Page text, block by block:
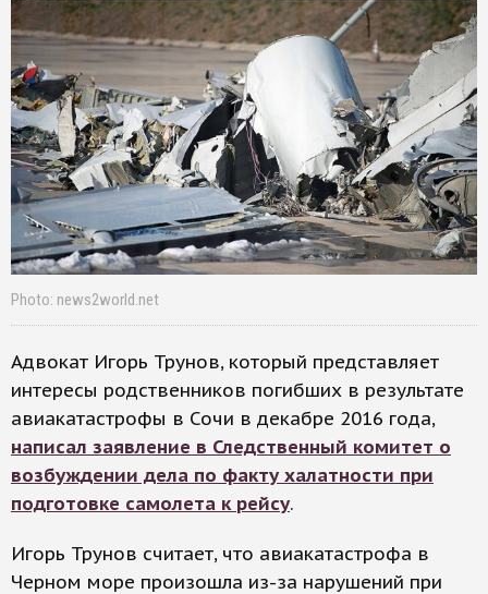
Photo: news2world.net
Адвокат Игорь Трунов, который представляет
интересы родственников погибших в результате
авиакатастрофы в Сочи в декабре 2016 года,
написал заявление в Следственный комитет о
возбуждении дела по факту халатности при
подготовке самолета к рейсу.
Игорь Трунов считает, что авиакатастрофа в
Черном море произошла из-за нарушений при